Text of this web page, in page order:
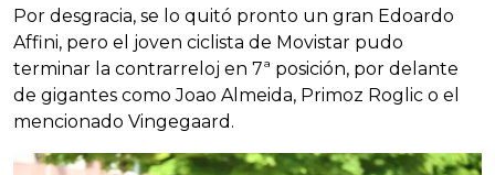
Por desgracia, se lo quitó pronto un gran Edoardo
Affini, pero el joven ciclista de Movistar pudo
terminar la contrarreloj en 7ª posición, por delante
de gigantes como Joao Almeida, Primoz Roglic o el
mencionado Vingegaard.